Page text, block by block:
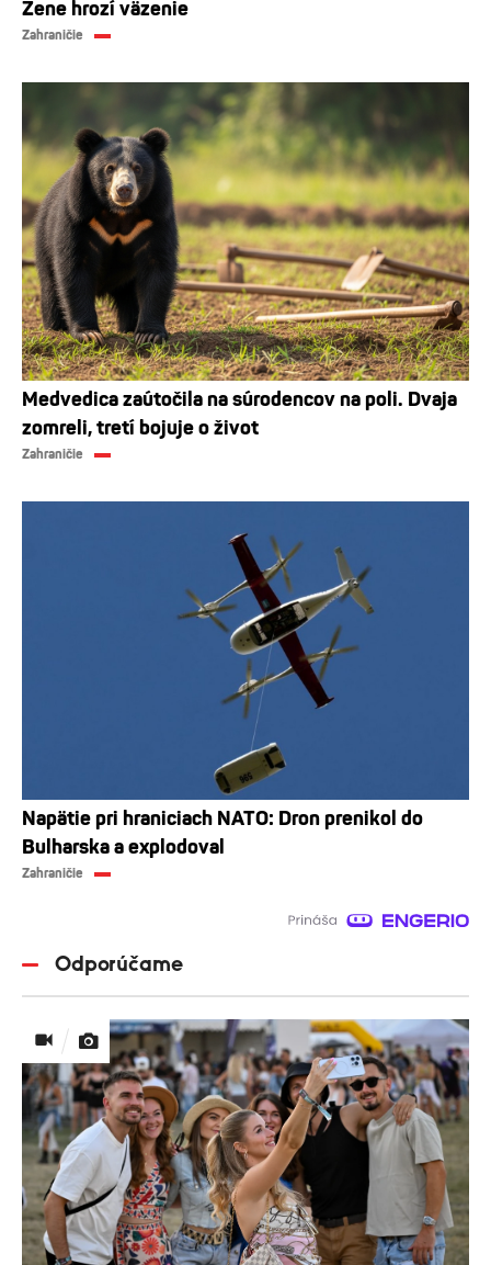
Žene hrozí väzenie
Zahraničie
Medvedica zaútočila na súrodencov na poli. Dvaja
zomreli, tretí bojuje o život
Zahraničie
Napätie pri hraniciach NATO: Dron prenikol do
Bulharska a explodoval
Zahraničie
Odporúčame